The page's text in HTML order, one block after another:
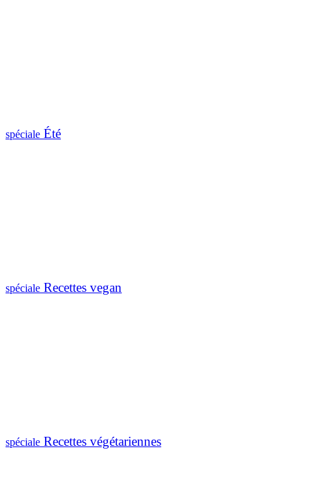
spéciale Été
spéciale Recettes vegan
spéciale Recettes végétariennes